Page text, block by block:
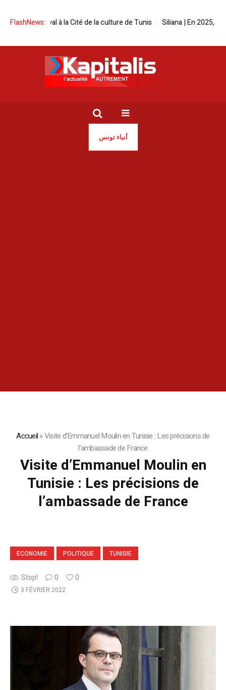
FlashNews:
festival à la Cité de la culture de Tunis Siliana | En 2025, les
أنباء تونس
Accueil»Visite d’Emmanuel Moulin en Tunisie : Les précisions de
l’ambassade de France
Visite d’Emmanuel Moulin en
Tunisie : Les précisions de
l’ambassade de France
ECONOMIE POLITIQUE TUNISIE
Stop! 0 0
3 FÉVRIER 2022